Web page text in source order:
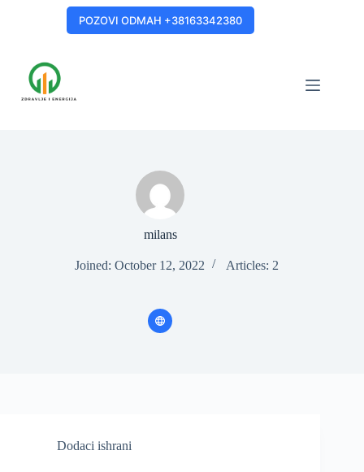
POZOVI ODMAH +38163342380
milans
Joined: October 12, 2022 Articles: 2
Dodaci ishrani